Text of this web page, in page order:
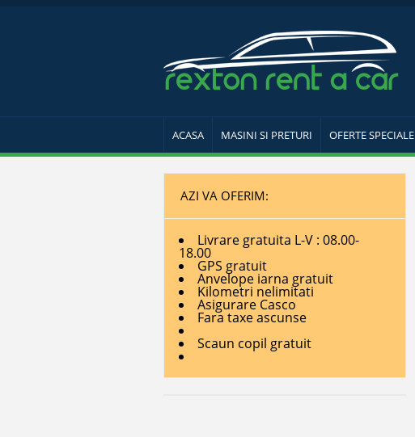
ACASA MASINI SI PRETURI OFERTE SPECIALE
AZI VA OFERIM:
Livrare gratuita L-V : 08.00-
18.00
GPS gratuit
Anvelope iarna gratuit
Kilometri nelimitati
Asigurare Casco
Fara taxe ascunse
Scaun copil gratuit